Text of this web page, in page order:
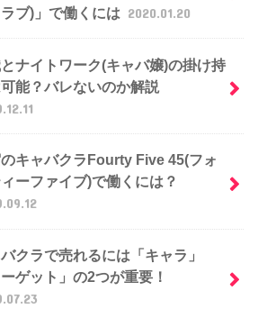
ブ)」で働くには 2020.01.20
ナイトワーク(キャバ嬢)の掛け持
能？バレないのか解説
キャバクラFourty Five 45(フォ
ーファイブ)で働くには？
クラで売れるには「キャラ」
ーゲット」の2つが重要！